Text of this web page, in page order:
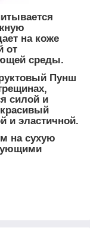
на коже
от
среды.
Пунш
силой и
и эластичной.
на сухую